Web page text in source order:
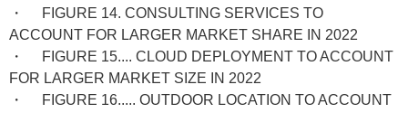
・ FIGURE 14. CONSULTING SERVICES TO
ACCOUNT FOR LARGER MARKET SHARE IN 2022
・ FIGURE 15.... CLOUD DEPLOYMENT TO ACCOUNT
FOR LARGER MARKET SIZE IN 2022
・ FIGURE 16..... OUTDOOR LOCATION TO ACCOUNT